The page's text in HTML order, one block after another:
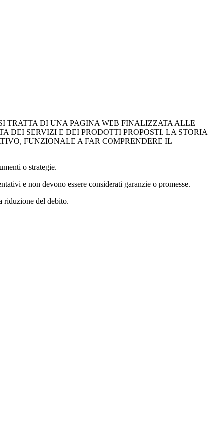
TRATTA DI UNA PAGINA WEB FINALIZZATA ALLE
DEI SERVIZI E DEI PRODOTTI PROPOSTI. LA STORIA
FUNZIONALE A FAR COMPRENDERE IL
o strategie.
e non devono essere considerati garanzie o promesse.
riduzione del debito.